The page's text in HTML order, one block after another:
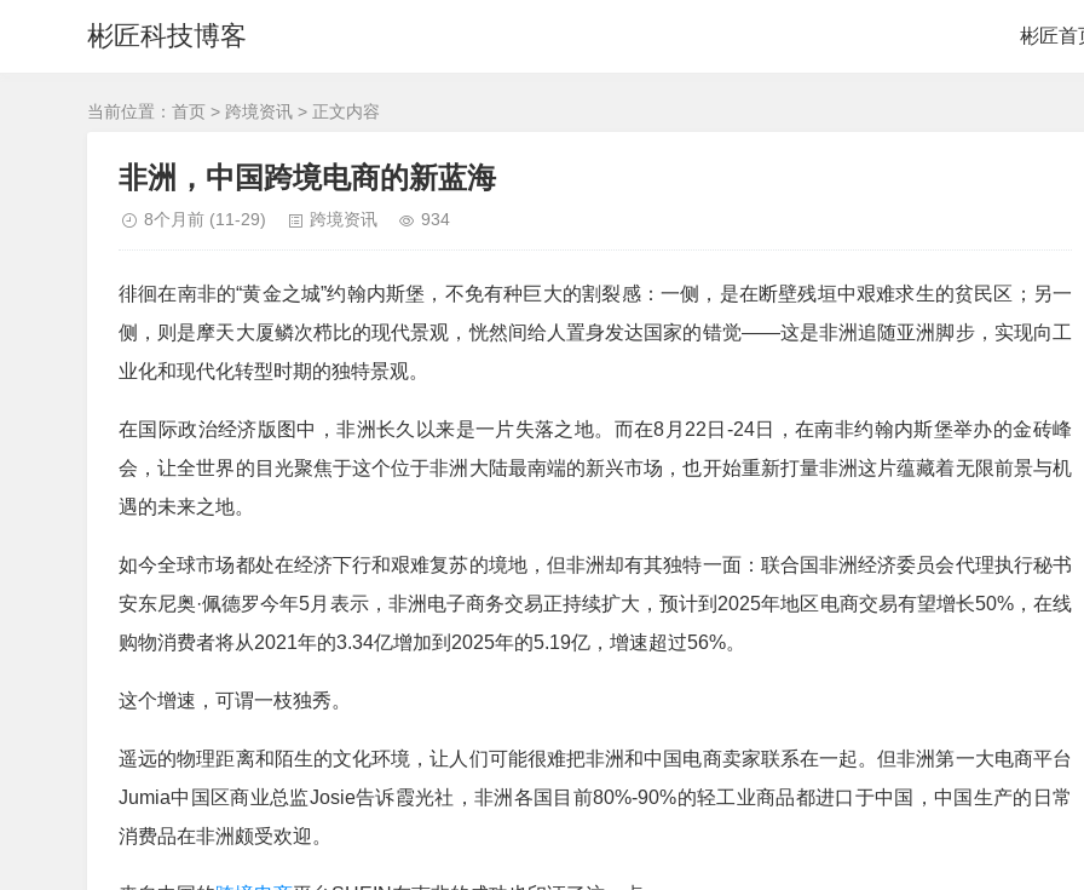
彬匠科技博客 彬匠首
当前位置： 首页 > 跨境资讯 > 正文内容
非洲，中国跨境电商的新蓝海
8个月前 (11-29) 跨境资讯 934
徘徊在南非的“黄金之城”约翰内斯堡，不免有种巨大的割裂感：一侧，是在断壁残垣中艰难求生的贫民区；另一
侧，则是摩天大厦鳞次栉比的现代景观，恍然间给人置身发达国家的错觉——这是非洲追随亚洲脚步，实现向工
业化和现代化转型时期的独特景观。
在国际政治经济版图中，非洲长久以来是一片失落之地。而在8月22日-24日，在南非约翰内斯堡举办的金砖峰
会，让全世界的目光聚焦于这个位于非洲大陆最南端的新兴市场，也开始重新打量非洲这片蕴藏着无限前景与机
遇的未来之地。
如今全球市场都处在经济下行和艰难复苏的境地，但非洲却有其独特一面：联合国非洲经济委员会代理执行秘书
安东尼奥·佩德罗今年5月表示，非洲电子商务交易正持续扩大，预计到2025年地区电商交易有望增长50%，在线
购物消费者将从2021年的3.34亿增加到2025年的5.19亿，增速超过56%。
这个增速，可谓一枝独秀。
遥远的物理距离和陌生的文化环境，让人们可能很难把非洲和中国电商卖家联系在一起。但非洲第一大电商平台
Jumia中国区商业总监Josie告诉霞光社，非洲各国目前80%-90%的轻工业商品都进口于中国，中国生产的日常
消费品在非洲颇受欢迎。